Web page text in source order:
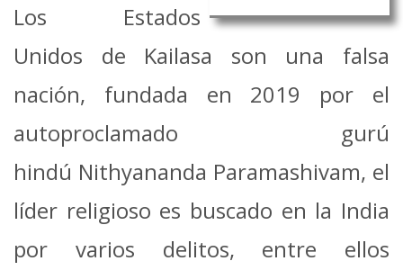
Los Estados
Unidos de Kailasa son una falsa
nación, fundada en 2019 por el
autoproclamado gurú
hindú Nithyananda Paramashivam, el
líder religioso es buscado en la India
por varios delitos, entre ellos